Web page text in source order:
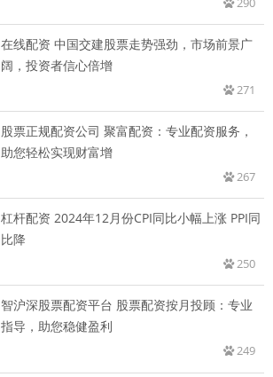
在线配资 中国交建股票走势强劲，市场前景广
阔，投资者信心倍增
271
股票正规配资公司 聚富配资：专业配资服务，
助您轻松实现财富增
267
杠杆配资 2024年12月份CPI同比小幅上涨 PPI同
比降
250
智沪深股票配资平台 股票配资按月投顾：专业
指导，助您稳健盈利
249